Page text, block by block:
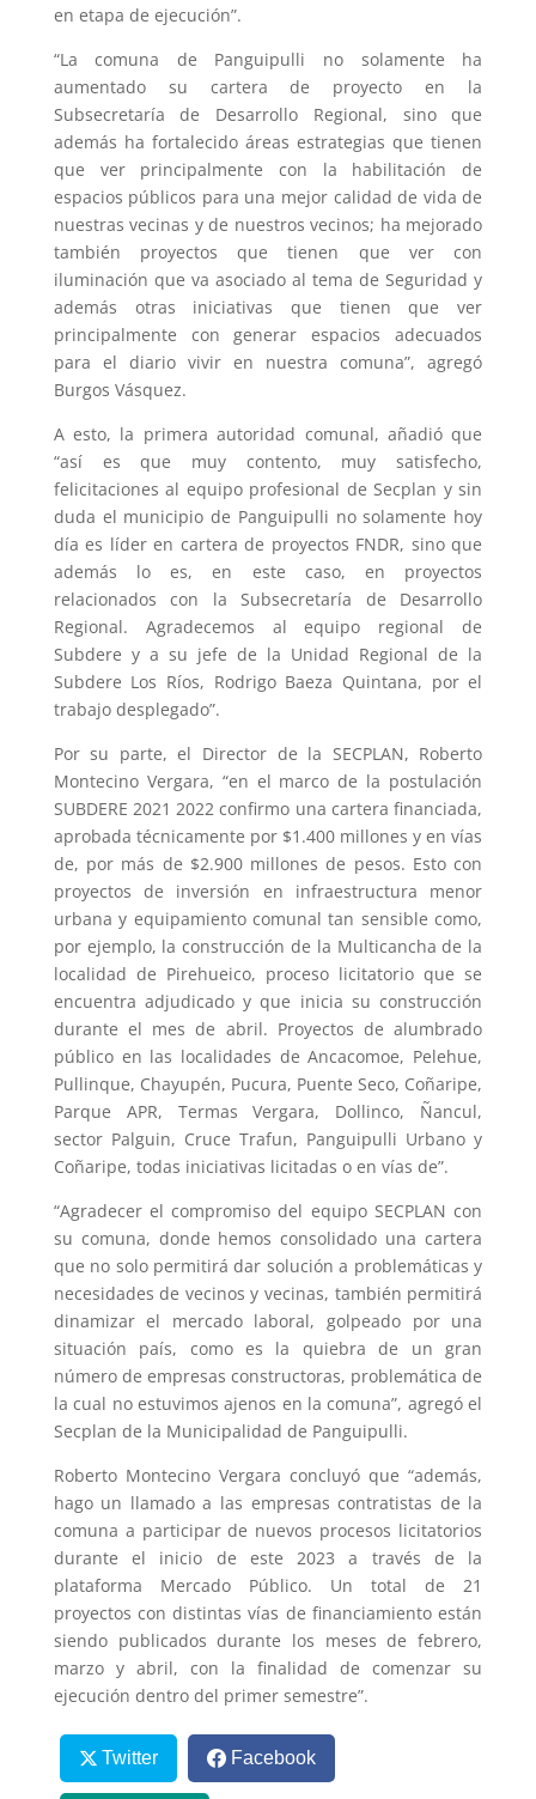
en etapa de ejecución”.
“La comuna de Panguipulli no solamente ha
aumentado su cartera de proyecto en la
Subsecretaría de Desarrollo Regional, sino que
además ha fortalecido áreas estrategias que tienen
que ver principalmente con la habilitación de
espacios públicos para una mejor calidad de vida de
nuestras vecinas y de nuestros vecinos; ha mejorado
también proyectos que tienen que ver con
iluminación que va asociado al tema de Seguridad y
además otras iniciativas que tienen que ver
principalmente con generar espacios adecuados
para el diario vivir en nuestra comuna”, agregó
Burgos Vásquez.
A esto, la primera autoridad comunal, añadió que
“así es que muy contento, muy satisfecho,
felicitaciones al equipo profesional de Secplan y sin
duda el municipio de Panguipulli no solamente hoy
día es líder en cartera de proyectos FNDR, sino que
además lo es, en este caso, en proyectos
relacionados con la Subsecretaría de Desarrollo
Regional. Agradecemos al equipo regional de
Subdere y a su jefe de la Unidad Regional de la
Subdere Los Ríos, Rodrigo Baeza Quintana, por el
trabajo desplegado”.
Por su parte, el Director de la SECPLAN, Roberto
Montecino Vergara, “en el marco de la postulación
SUBDERE 2021 2022 confirmo una cartera financiada,
aprobada técnicamente por $1.400 millones y en vías
de, por más de $2.900 millones de pesos. Esto con
proyectos de inversión en infraestructura menor
urbana y equipamiento comunal tan sensible como,
por ejemplo, la construcción de la Multicancha de la
localidad de Pirehueico, proceso licitatorio que se
encuentra adjudicado y que inicia su construcción
durante el mes de abril. Proyectos de alumbrado
público en las localidades de Ancacomoe, Pelehue,
Pullinque, Chayupén, Pucura, Puente Seco, Coñaripe,
Parque APR, Termas Vergara, Dollinco, Ñancul,
sector Palguin, Cruce Trafun, Panguipulli Urbano y
Coñaripe, todas iniciativas licitadas o en vías de”.
“Agradecer el compromiso del equipo SECPLAN con
su comuna, donde hemos consolidado una cartera
que no solo permitirá dar solución a problemáticas y
necesidades de vecinos y vecinas, también permitirá
dinamizar el mercado laboral, golpeado por una
situación país, como es la quiebra de un gran
número de empresas constructoras, problemática de
la cual no estuvimos ajenos en la comuna”, agregó el
Secplan de la Municipalidad de Panguipulli.
Roberto Montecino Vergara concluyó que “además,
hago un llamado a las empresas contratistas de la
comuna a participar de nuevos procesos licitatorios
durante el inicio de este 2023 a través de la
plataforma Mercado Público. Un total de 21
proyectos con distintas vías de financiamiento están
siendo publicados durante los meses de febrero,
marzo y abril, con la finalidad de comenzar su
ejecución dentro del primer semestre”.
Twitter Facebook